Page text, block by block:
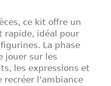
ce kit offre un
rapide, idéal pour
La phase
jouer sur les
les expressions et
recréer l’ambiance